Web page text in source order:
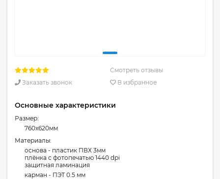
Смотреть отзывы
Заказать звонок
В избранное
Основные характеристики
Размер:
760x620мм
Материалы:
основа - пластик ПВХ 3мм
плёнка с фотопечатью 1440 dpi
защитная ламинация
карман - ПЭТ 0.5 мм